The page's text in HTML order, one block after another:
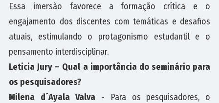
Essa imersão favorece a formação crítica e o
engajamento dos discentes com temáticas e desafios
atuais, estimulando o protagonismo estudantil e o
pensamento interdisciplinar.
Leticia Jury – Qual a importância do seminário para
os pesquisadores?
Milena d´Ayala Valva - Para os pesquisadores, o